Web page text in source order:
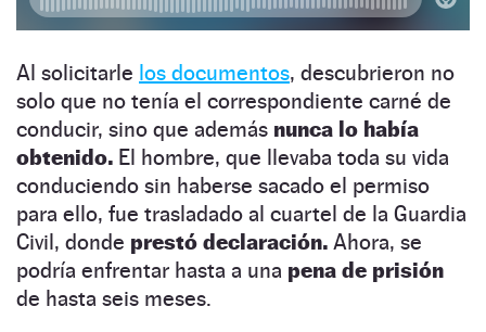
Al solicitarle los documentos, descubrieron no
solo que no tenía el correspondiente carné de
conducir, sino que además nunca lo había
obtenido. El hombre, que llevaba toda su vida
conduciendo sin haberse sacado el permiso
para ello, fue trasladado al cuartel de la Guardia
Civil, donde prestó declaración. Ahora, se
podría enfrentar hasta a una pena de prisión
de hasta seis meses.